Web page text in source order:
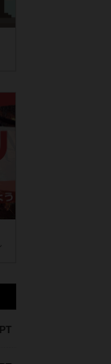
PT